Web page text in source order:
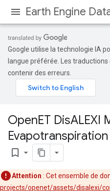
Earth Engine
Google utilise la technologie IA
langue préférée. Les
contenir des erreurs.
OpenET DisALEXI
Evapotranspiration
bookmark_border
Attention : Cet ensemble de
projects/openet/assets/disalexi/